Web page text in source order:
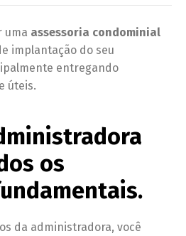
uma assessoria condominial
implantação do seu
entregando
úteis.
os
da administradora, você